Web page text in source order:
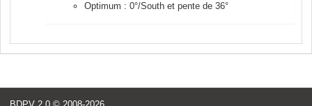
Optimum : 0°/South et pente de 36°